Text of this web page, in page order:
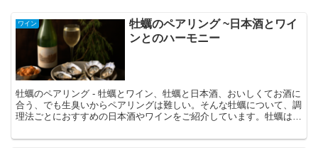
ワイン
牡蠣のペアリング ~日本酒とワイ
ンとのハーモニー
牡蠣のペアリング - 牡蠣とワイン、牡蠣と日本酒、おいしくてお酒に
合う、でも生臭いからペアリングは難しい。そんな牡蠣について、調
理法ごとにおすすめの日本酒やワインをご紹介しています。牡蠣は飲
んでください。